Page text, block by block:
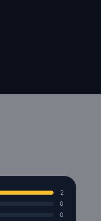
2
0
0